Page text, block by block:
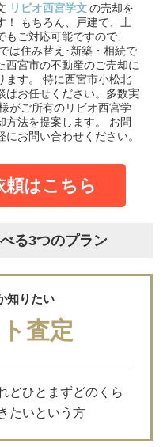
リビオ西宮学文 の売却を
もちろん、戸建て、土
ご対応可能ですので、
は住み替え･新築・相続で
西宮市の不動産のご売却に
す。
特に西宮市小松北
はお任せください。多数実
がご所有のリビオ西宮学
法を提案します。
お問
お問い合わせください。
頼はこちら
る3つのプラン
知りたい
査定
どひとまずどのくら
たいという方